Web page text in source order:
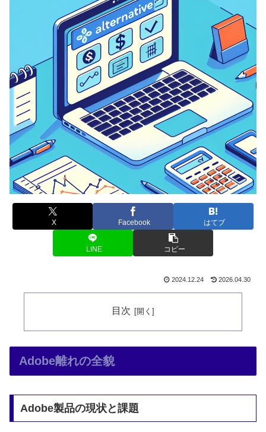
X Facebook はてブ
LINE コピー
2024.12.24 2026.04.30
目次
Adobe離れの全貌
Adobe製品の現状と課題